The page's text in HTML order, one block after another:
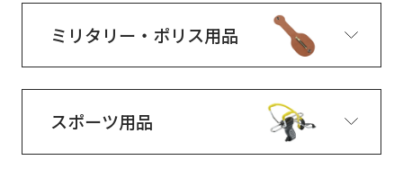
ミリタリー・ポリス用品
スポーツ用品